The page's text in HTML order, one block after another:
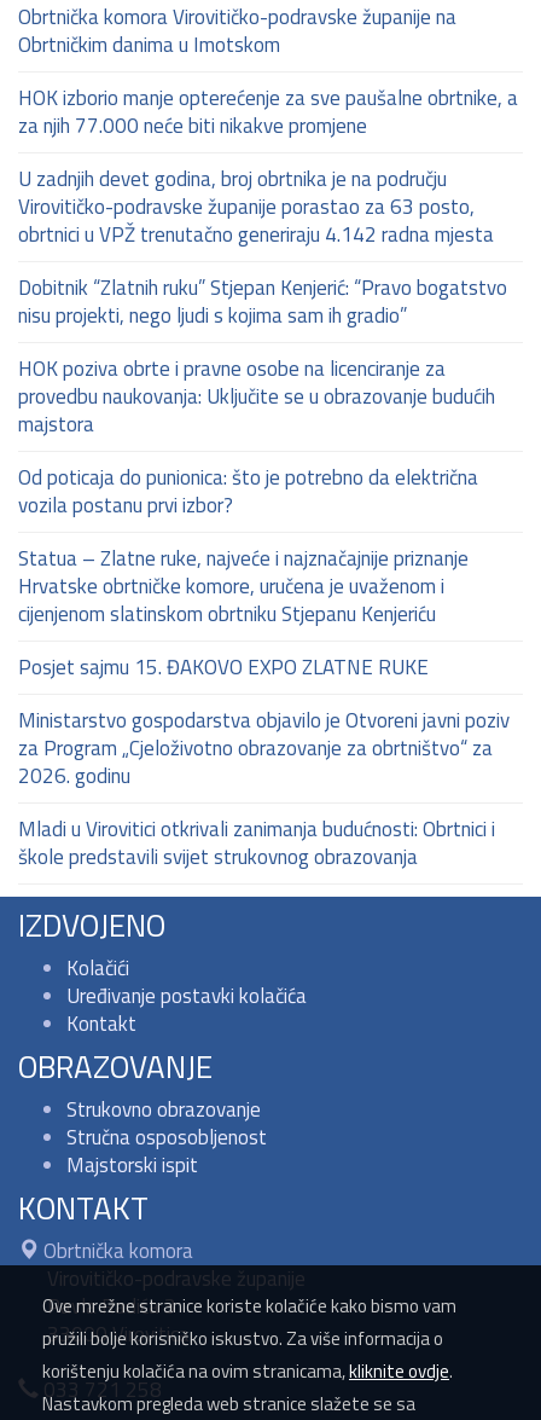
Obrtnička komora Virovitičko-podravske županije na
Obrtničkim danima u Imotskom
HOK izborio manje opterećenje za sve paušalne obrtnike, a
za njih 77.000 neće biti nikakve promjene
U zadnjih devet godina, broj obrtnika je na području
Virovitičko-podravske županije porastao za 63 posto,
obrtnici u VPŽ trenutačno generiraju 4.142 radna mjesta
Dobitnik “Zlatnih ruku” Stjepan Kenjerić: “Pravo bogatstvo
nisu projekti, nego ljudi s kojima sam ih gradio”
HOK poziva obrte i pravne osobe na licenciranje za
provedbu naukovanja: Uključite se u obrazovanje budućih
majstora
Od poticaja do punionica: što je potrebno da električna
vozila postanu prvi izbor?
Statua – Zlatne ruke, najveće i najznačajnije priznanje
Hrvatske obrtničke komore, uručena je uvaženom i
cijenjenom slatinskom obrtniku Stjepanu Kenjeriću
Posjet sajmu 15. ĐAKOVO EXPO ZLATNE RUKE
Ministarstvo gospodarstva objavilo je Otvoreni javni poziv
za Program „Cjeloživotno obrazovanje za obrtništvo“ za
2026. godinu
Mladi u Virovitici otkrivali zanimanja budućnosti: Obrtnici i
škole predstavili svijet strukovnog obrazovanja
IZDVOJENO
Kolačići
Uređivanje postavki kolačića
Kontakt
OBRAZOVANJE
Strukovno obrazovanje
Stručna osposobljenost
Majstorski ispit
KONTAKT
Obrtnička komora
Virovitičko-podravske županije
Pavla Radića 3
33000 Virovitica
033 721 258
Ove mrežne stranice koriste kolačiće kako bismo vam
pružili bolje korisničko iskustvo. Za više informacija o
korištenju kolačića na ovim stranicama,kliknite ovdje.
Nastavkom pregleda web stranice slažete se sa